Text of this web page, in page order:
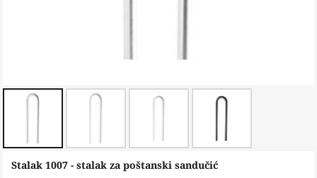
Skip
Stalak 1007 - stalak za poštanski sandučić